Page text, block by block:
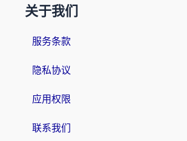
关于我们
服务条款
隐私协议
应用权限
联系我们